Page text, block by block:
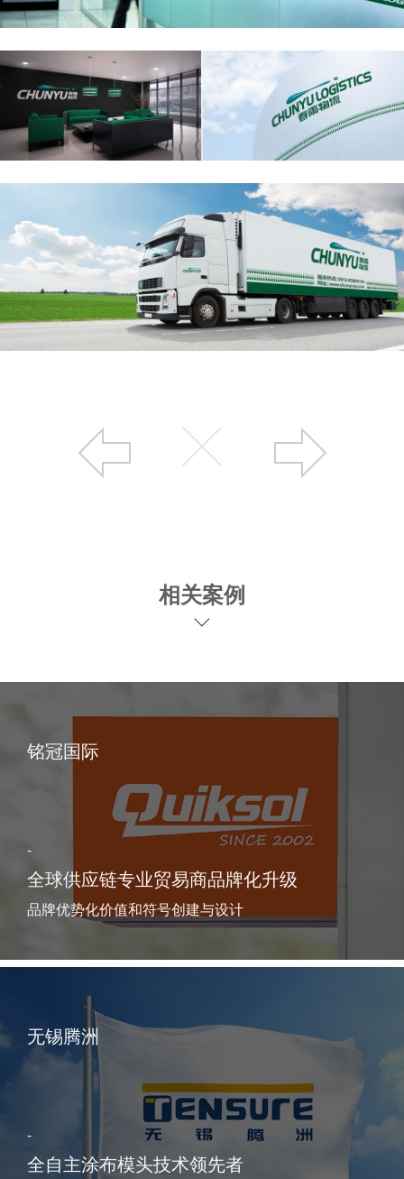
相关案例
铭冠国际
-
全球供应链专业贸易商品牌化升级
品牌优势化价值和符号创建与设计
无锡腾洲
-
全自主涂布模头技术领先者